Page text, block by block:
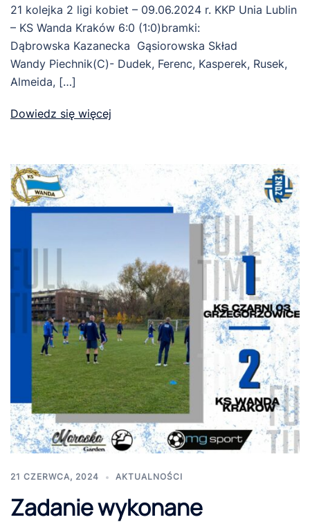
21 kolejka 2 ligi kobiet – 09.06.2024 r. KKP Unia Lublin
– KS Wanda Kraków 6:0 (1:0)bramki:
Dąbrowska Kazanecka Gąsiorowska Skład
Wandy Piechnik(C)- Dudek, Ferenc, Kasperek, Rusek,
Almeida, […]
Dowiedz się więcej
21 CZERWCA, 2024 AKTUALNOŚCI
Zadanie wykonane